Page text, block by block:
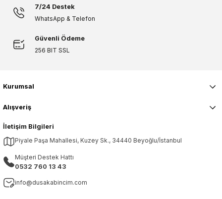
7/24 Destek
WhatsApp & Telefon
Güvenli Ödeme
256 BIT SSL
İletişim Bilgileri
Piyale Paşa Mahallesi, Kuzey Sk., 34440 Beyoğlu/İstanbul
Müşteri Destek Hattı
0532 760 13 43
info@dusakabincim.com
Kurumsal
Alışveriş